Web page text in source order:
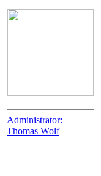
Administrator:
Thomas Wolf